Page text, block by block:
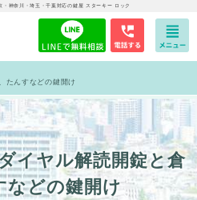
・神奈川・埼玉・千葉対応の鍵屋 スターキー ロック
たんすなどの鍵開け
イヤル解読開錠と倉
などの鍵開け